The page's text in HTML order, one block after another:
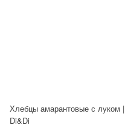
Хлебцы амарантовые с луком |
Di&Di